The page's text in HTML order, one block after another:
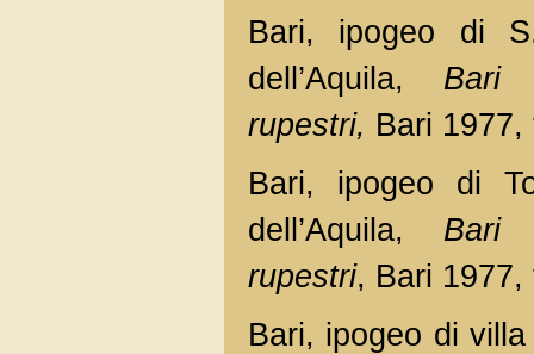
Bari, ipogeo di
dell’Aquila, Bari
rupestri, Bari 1977,
Bari, ipogeo di
dell’Aquila, Bari
rupestri, Bari 1977,
Bari, ipogeo di